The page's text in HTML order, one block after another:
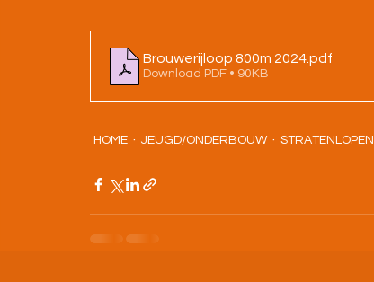
Brouwerijloop 800m 2024.pdf
Download PDF • 90KB
HOME JEUGD/ONDERBOUW STRATENLOPEN